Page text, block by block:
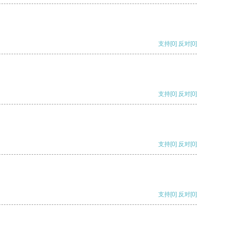
支持[0] 反对[0]
支持[0] 反对[0]
支持[0] 反对[0]
支持[0] 反对[0]